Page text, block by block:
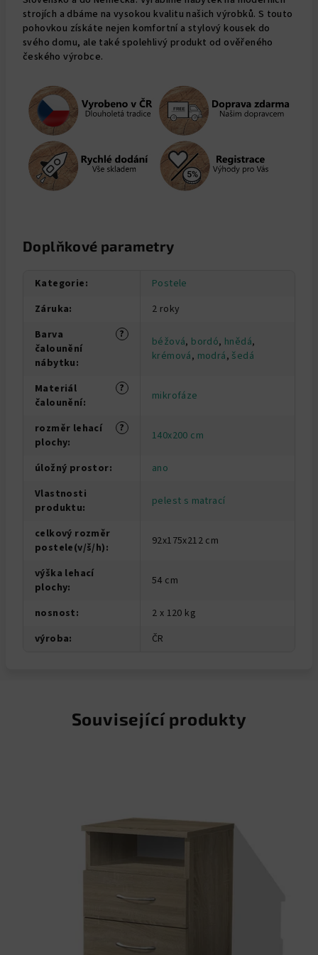
strojích a dbáme na vysokou kvalitu našich výrobků. S touto
pohovkou získáte nejen komfortní a stylový kousek do
svého domu, ale také spolehlivý produkt od ověřeného
českého výrobce.
Doplňkové parametry
Kategorie:
Postele
Záruka:
2 roky
?
Barva
čalounění
nábytku:
béžová, bordó, hnědá,
krémová, modrá, šedá
?
Materiál
čalounění: mikrofáze
?
rozměr lehací
plochy: 140x200 cm
úložný prostor:
ano
Vlastnosti
produktu: pelest s matrací
celkový rozměr
postele(v/š/h): 92x175x212 cm
výška lehací
plochy: 54 cm
nosnost:
2 x 120 kg
výroba: ČR
Související produkty